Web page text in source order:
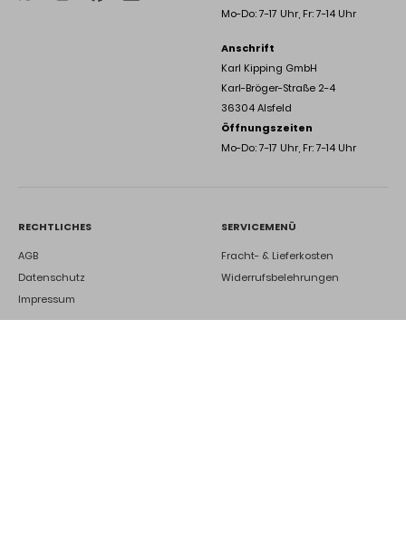
Mo-Do: 7-17 Uhr, Fr: 7-14 Uhr
Anschrift
Karl Kipping GmbH
Karl-Bröger-Straße 2-4
36304 Alsfeld
Öffnungszeiten
Mo-Do: 7-17 Uhr, Fr: 7-14 Uhr
RECHTLICHES
AGB
Datenschutz
Impressum
SERVICEMENÜ
Fracht- & Lieferkosten
Widerrufsbelehrungen